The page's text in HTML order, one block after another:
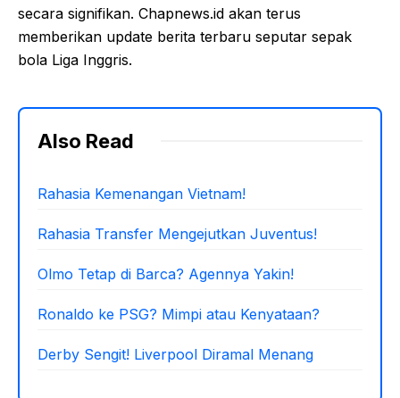
secara signifikan. Chapnews.id akan terus
memberikan update berita terbaru seputar sepak
bola Liga Inggris.
Also Read
Rahasia Kemenangan Vietnam!
Rahasia Transfer Mengejutkan Juventus!
Olmo Tetap di Barca? Agennya Yakin!
Ronaldo ke PSG? Mimpi atau Kenyataan?
Derby Sengit! Liverpool Diramal Menang